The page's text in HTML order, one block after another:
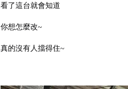
看了這台就會知道
你想怎麼改~
真的沒有人擋得住~